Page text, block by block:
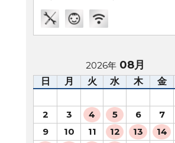
2026年 08月
日 月 火 水 木 金
2
3 4 5 6 7
9
10 11 12 13 14